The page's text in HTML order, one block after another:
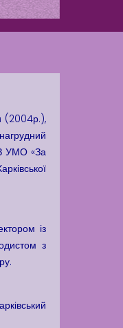
Our Brain’s Favorite
Вакансії
Читати
(2004р.),
УМО «За
із
з